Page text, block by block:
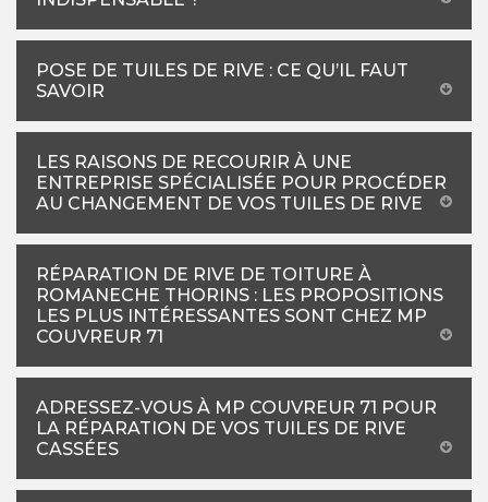
POSE DE TUILES DE RIVE : CE QU’IL FAUT
SAVOIR
LES RAISONS DE RECOURIR À UNE
ENTREPRISE SPÉCIALISÉE POUR PROCÉDER
AU CHANGEMENT DE VOS TUILES DE RIVE
RÉPARATION DE RIVE DE TOITURE À
ROMANECHE THORINS : LES PROPOSITIONS
LES PLUS INTÉRESSANTES SONT CHEZ MP
COUVREUR 71
ADRESSEZ-VOUS À MP COUVREUR 71 POUR
LA RÉPARATION DE VOS TUILES DE RIVE
CASSÉES